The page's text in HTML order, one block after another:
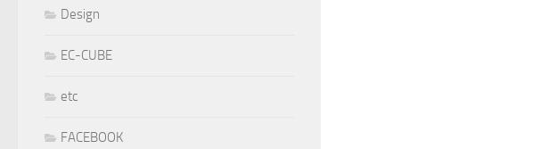
Design
EC-CUBE
etc
FACEBOOK